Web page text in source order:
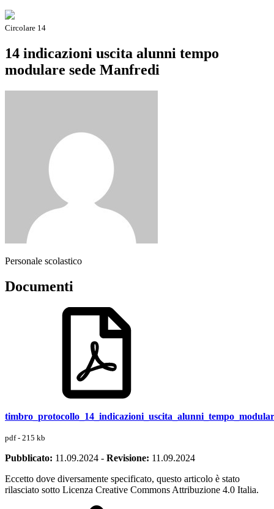
Circolare 14
14 indicazioni uscita alunni tempo
modulare sede Manfredi
Personale scolastico
Documenti
pdf - 215 kb
Pubblicato: 11.09.2024 - Revisione: 11.09.2024
Eccetto dove diversamente specificato, questo articolo è stato
rilasciato sotto Licenza Creative Commons Attribuzione 4.0 Italia.